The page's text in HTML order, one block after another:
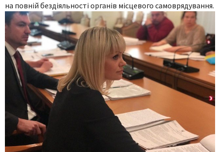
на повній бездіяльності органів місцевого самоврядування.